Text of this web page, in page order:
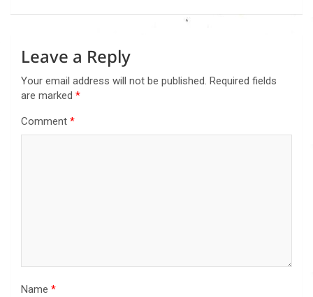
Leave a Reply
Your email address will not be published. Required fields
are marked *
Comment *
Name *